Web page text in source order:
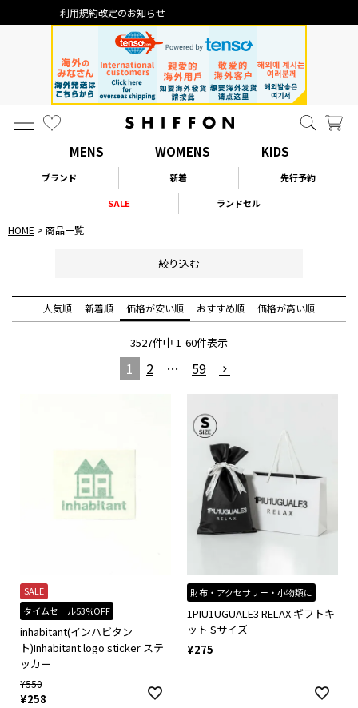
なりすまし・いたずら注文について
MENS WOMENS KIDS
ブランド 新着
先行予約
SALE
ランドセル
HOME 商品一覧
絞り込む
人気順 新着順 価格が安い順 おすすめ順 価格が高い順
3527件中 1-60件表示
1 2 … 59
SALE
タイムセール53%OFF
inhabitant(インハビタン
ト)Inhabitant logo sticker ステ
ッカー
¥550
¥258
財布・アクセサリー・小物類に
1PIU1UGUALE3 RELAX ギフトキ
ット Sサイズ
¥275